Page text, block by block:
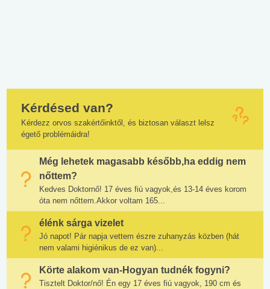
Kérdésed van?
Kérdezz orvos szakértőinktől, és biztosan választ lelsz
égető problémáidra!
Még lehetek magasabb később,ha eddig nem
nőttem?
Kedves Doktornő! 17 éves fiú vagyok,és 13-14 éves korom
óta nem nőttem.Akkor voltam 165...
élénk sárga vizelet
Jó napot! Pár napja vettem észre zuhanyzás közben (hát
nem valami higiénikus de ez van)...
Körte alakom van-Hogyan tudnék fogyni?
Tisztelt Doktor/nő! Én egy 17 éves fiú vagyok, 190 cm és